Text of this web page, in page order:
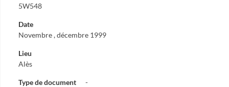
5W548
Date
Novembre , décembre 1999
Lieu
Alès
Type de document -